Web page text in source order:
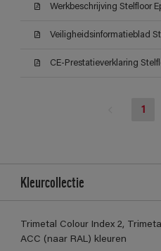
Werkbeschrijving Stelfloor
1
Kleurcollectie
Trimetal Colour Index 2,
ACC (naar RAL) kleuren